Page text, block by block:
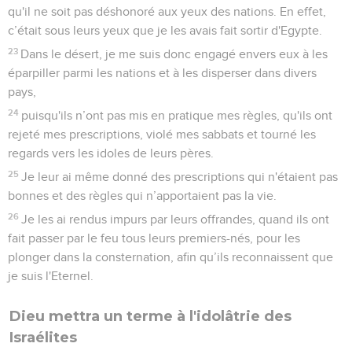
qu'il ne soit pas déshonoré aux yeux des nations. En effet,
c’était sous leurs yeux que je les avais fait sortir d'Egypte.
23 Dans le désert, je me suis donc engagé envers eux à les
éparpiller parmi les nations et à les disperser dans divers
pays,
24 puisqu'ils n’ont pas mis en pratique mes règles, qu'ils ont
rejeté mes prescriptions, violé mes sabbats et tourné les
regards vers les idoles de leurs pères.
25 Je leur ai même donné des prescriptions qui n'étaient pas
bonnes et des règles qui n’apportaient pas la vie.
26 Je les ai rendus impurs par leurs offrandes, quand ils ont
fait passer par le feu tous leurs premiers-nés, pour les
plonger dans la consternation, afin qu’ils reconnaissent que
je suis l'Eternel.
Dieu mettra un terme à l'idolâtrie des
Israélites